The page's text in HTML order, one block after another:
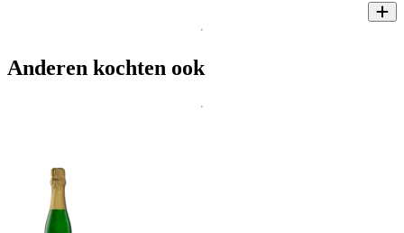
Anderen kochten ook